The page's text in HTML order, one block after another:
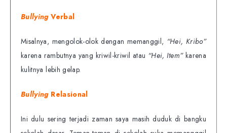
BullyingVerbal
Misalnya, mengolok-olok dengan memanggil, “Hei, Kribo”
karena rambutnya yang kriwil-kriwil atau “Hei, Item”karena
kulitnya lebih gelap.
Bullying Relasional
Ini dulu sering terjadi zaman saya masih duduk di bangku